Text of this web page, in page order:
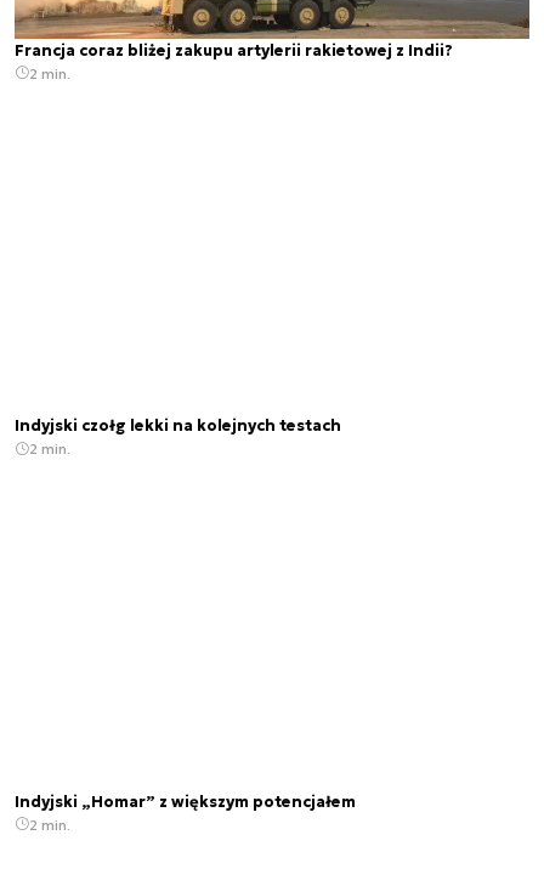
Francja coraz bliżej zakupu artylerii rakietowej z Indii?
2 min.
Indyjski czołg lekki na kolejnych testach
2 min.
Indyjski „Homar” z większym potencjałem
2 min.